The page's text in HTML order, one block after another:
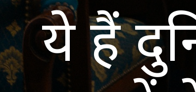
ये हैं